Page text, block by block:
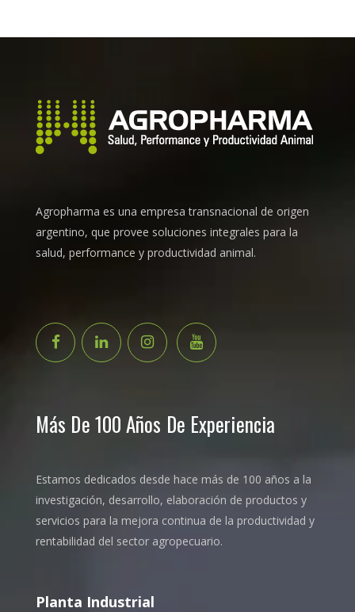
Agropharma es una empresa transnacional de origen
argentino, que provee soluciones integrales para la
salud, performance y productividad animal.
Más De 100 Años De Experiencia
Estamos dedicados desde hace más de 100 años a la
investigación, desarrollo, elaboración de productos y
servicios para la mejora continua de la productividad y
rentabilidad del sector agropecuario.
Planta Industrial